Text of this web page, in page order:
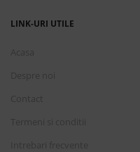
LINK-URI UTILE